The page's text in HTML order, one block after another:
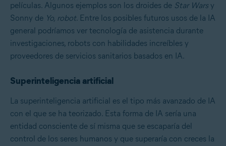
películas. Algunos ejemplos son los droides de Star Warsy
Sonny de Yo, robot. Entre los posibles futuros usos de la IA
general podríamos ver tecnología de asistencia durante
investigaciones, robots con habilidades increíbles y
proveedores de servicios sanitarios basados en IA.
Superinteligencia artificial
La superinteligencia artificial es el tipo más avanzado de IA
con el que se ha teorizado. Esta forma de IA sería una
entidad consciente de sí misma que se escaparía del
control de los seres humanos y que superaría con creces la